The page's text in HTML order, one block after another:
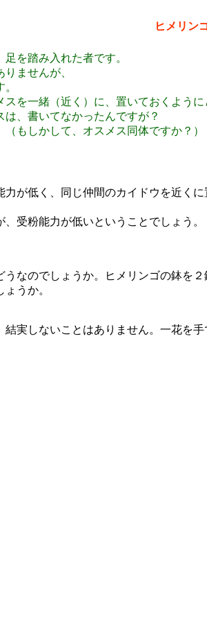
ヒメリン
を踏み入れた者です。
ませんが、
を一緒（近く）に、置いておくように
、書いてなかったんですが？
もしかして、オスメス同体ですか？）
が低く、同じ仲間のカイドウを近くに
受粉能力が低いということでしょう。
なのでしょうか。ヒメリンゴの鉢を
うか。
実しないことはありません。一花を